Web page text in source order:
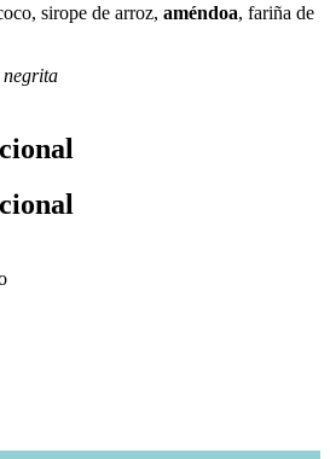
sirope de arroz, améndoa, fariña de
negrita